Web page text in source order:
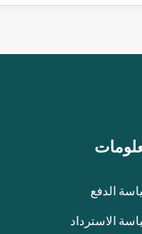
الدفع
الاسترداد